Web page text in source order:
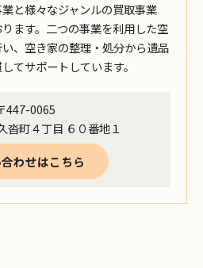
と様々なジャンルの買取事業
ます。二つの事業を利用した空
、空き家の整理・処分から遺品
てサポートしています。
447-0065
沓町４丁目 ６０番地１
わせはこちら